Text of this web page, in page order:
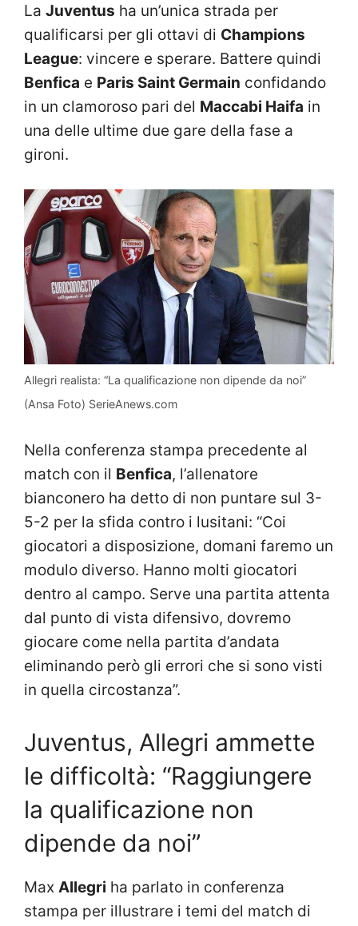
La Juventus ha un’unica strada per
qualificarsi per gli ottavi di Champions
League: vincere e sperare. Battere quindi
Benfica e Paris Saint Germain confidando
in un clamoroso pari del Maccabi Haifa in
una delle ultime due gare della fase a
gironi.
Allegri realista: “La qualificazione non dipende da noi”
(Ansa Foto) SerieAnews.com
Nella conferenza stampa precedente al
match con il Benfica, l’allenatore
bianconero ha detto di non puntare sul 3-
5-2 per la sfida contro i lusitani: “Coi
giocatori a disposizione, domani faremo un
modulo diverso. Hanno molti giocatori
dentro al campo. Serve una partita attenta
dal punto di vista difensivo, dovremo
giocare come nella partita d’andata
eliminando però gli errori che si sono visti
in quella circostanza”.
Juventus, Allegri ammette
le difficoltà: “Raggiungere
la qualificazione non
dipende da noi”
Max Allegri ha parlato in conferenza
stampa per illustrare i temi del match di